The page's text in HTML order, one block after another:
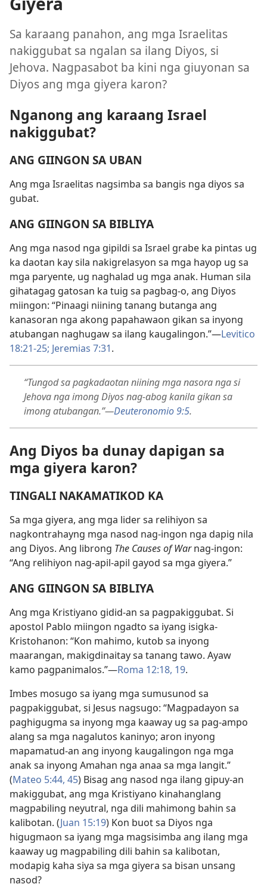
Sa karaang panahon, ang mga Israelitas
nakiggubat sa ngalan sa ilang Diyos, si
Jehova. Nagpasabot ba kini nga giuyonan sa
Diyos ang mga giyera karon?
Nganong ang karaang Israel
nakiggubat?
ANG GIINGON SA UBAN
Ang mga Israelitas nagsimba sa bangis nga diyos sa
gubat.
ANG GIINGON SA BIBLIYA
Ang mga nasod nga gipildi sa Israel grabe ka pintas ug
ka daotan kay sila nakigrelasyon sa mga hayop ug sa
mga paryente, ug naghalad ug mga anak. Human sila
gihatagag gatosan ka tuig sa pagbag-o, ang Diyos
miingon: “Pinaagi niining tanang butanga ang
kanasoran nga akong papahawaon gikan sa inyong
atubangan naghugaw sa ilang kaugalingon.”​—Levitico
18:21-25; Jeremias 7:31.
“Tungod sa pagkadaotan niining mga nasora nga si
Jehova nga imong Diyos nag-abog kanila gikan sa
imong atubangan.”​—Deuteronomio 9:5.
Ang Diyos ba dunay dapigan sa
mga giyera karon?
TINGALI NAKAMATIKOD KA
Sa mga giyera, ang mga lider sa relihiyon sa
nagkontrahayng mga nasod nag-ingon nga dapig nila
ang Diyos. Ang librong The Causes of Warnag-ingon:
“Ang relihiyon nag-apil-apil gayod sa mga giyera.”
ANG GIINGON SA BIBLIYA
Ang mga Kristiyano gidid-an sa pagpakiggubat. Si
apostol Pablo miingon ngadto sa iyang isigka-
Kristohanon: “Kon mahimo, kutob sa inyong
maarangan, makigdinaitay sa tanang tawo. Ayaw
kamo pagpanimalos.”​—Roma 12:18, 19.
Imbes mosugo sa iyang mga sumusunod sa
pagpakiggubat, si Jesus nagsugo: “Magpadayon sa
paghigugma sa inyong mga kaaway ug sa pag-ampo
alang sa mga nagalutos kaninyo; aron inyong
mapamatud-an ang inyong kaugalingon nga mga
anak sa inyong Amahan nga anaa sa mga langit.”
(Mateo 5:44, 45) Bisag ang nasod nga ilang gipuy-an
makiggubat, ang mga Kristiyano kinahanglang
magpabiling neyutral, nga dili mahimong bahin sa
kalibotan. (Juan 15:19) Kon buot sa Diyos nga
higugmaon sa iyang mga magsisimba ang ilang mga
kaaway ug magpabiling dili bahin sa kalibotan,
modapig kaha siya sa mga giyera sa bisan unsang
nasod?